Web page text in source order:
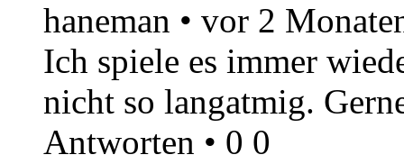
haneman • vor 2
Ich spiele es immer
nicht so langatmig.
Antworten • 0 0